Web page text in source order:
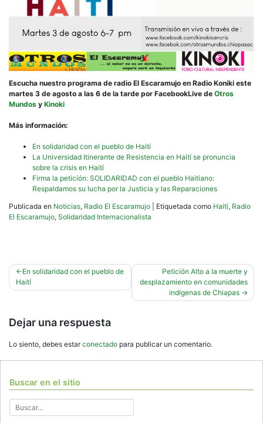
Escucha nuestro programa de radio El Escaramujo en Radio Koniki este
martes 3 de agosto a las 6 de la tarde por FacebookLive de Otros
Mundos y Kinoki
Más información:
En solidaridad con el pueblo de Haití
La Universidad Itinerante de Resistencia en Haití se pronuncia
sobre la crisis en Haití
Firma la petición: SOLIDARIDAD con el pueblo Haitiano:
Respaldamos su lucha por la Justicia y las Reparaciones
Publicada en Noticias, Radio El Escaramujo Etiquetada como Haití, Radio
El Escaramujo, Solidaridad Internacionalista
Navegación
de
En solidaridad con el pueblo de
Haití
Petición Alto a la muerte y
desplazamiento en comunidades
indígenas de Chiapas
Dejar una respuesta
Lo siento, debes estarconectado para publicar un comentario.
Buscar en el sitio